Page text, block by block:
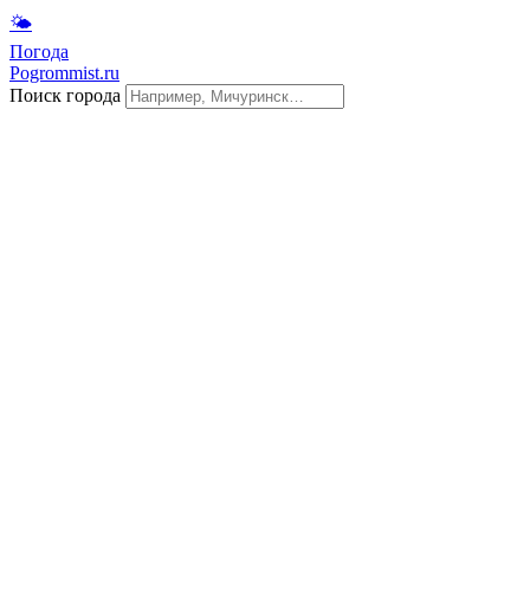
🌤
Погода
Pogrommist.ru
Поиск города